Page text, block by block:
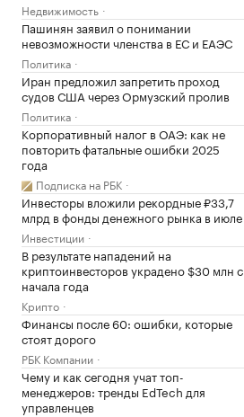
Недвижимость
Пашинян заявил о понимании
невозможности членства в ЕС и ЕАЭС
Политика
Иран предложил запретить проход
судов США через Ормузский пролив
Политика
Корпоративный налог в ОАЭ: как не
повторить фатальные ошибки 2025
года
Подписка на РБК
Инвесторы вложили рекордные ₽33,7
млрд в фонды денежного рынка в июле
Инвестиции
В результате нападений на
криптоинвесторов украдено $30 млн с
начала года
Крипто
Финансы после 60: ошибки, которые
стоят дорого
РБК Компании
Чему и как сегодня учат топ-
менеджеров: тренды EdTech для
управленцев